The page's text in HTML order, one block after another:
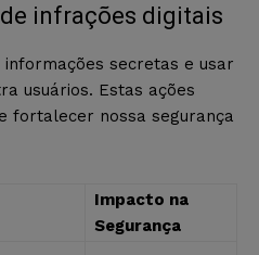
infrações digitais
secretas e usar
usuários. Estas ações
fortalecer nossa segurança
Impacto na
Segurança